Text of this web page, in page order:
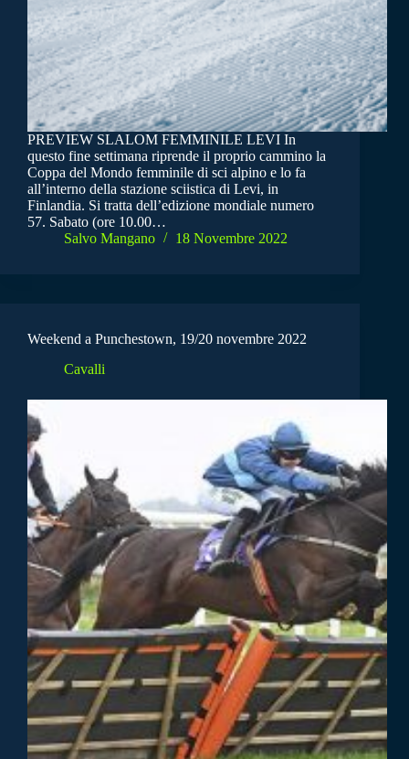
PREVIEW SLALOM FEMMINILE LEVI In
questo fine settimana riprende il proprio cammino la
Coppa del Mondo femminile di sci alpino e lo fa
all’interno della stazione sciistica di Levi, in
Finlandia. Si tratta dell’edizione mondiale numero
57. Sabato (ore 10.00…
Salvo Mangano
18 Novembre 2022
Weekend a Punchestown, 19/20 novembre 2022
Cavalli